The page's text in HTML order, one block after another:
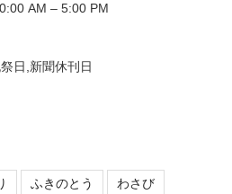
AM – 5:00 PM
日,新聞休刊日
ふきのとう わさび